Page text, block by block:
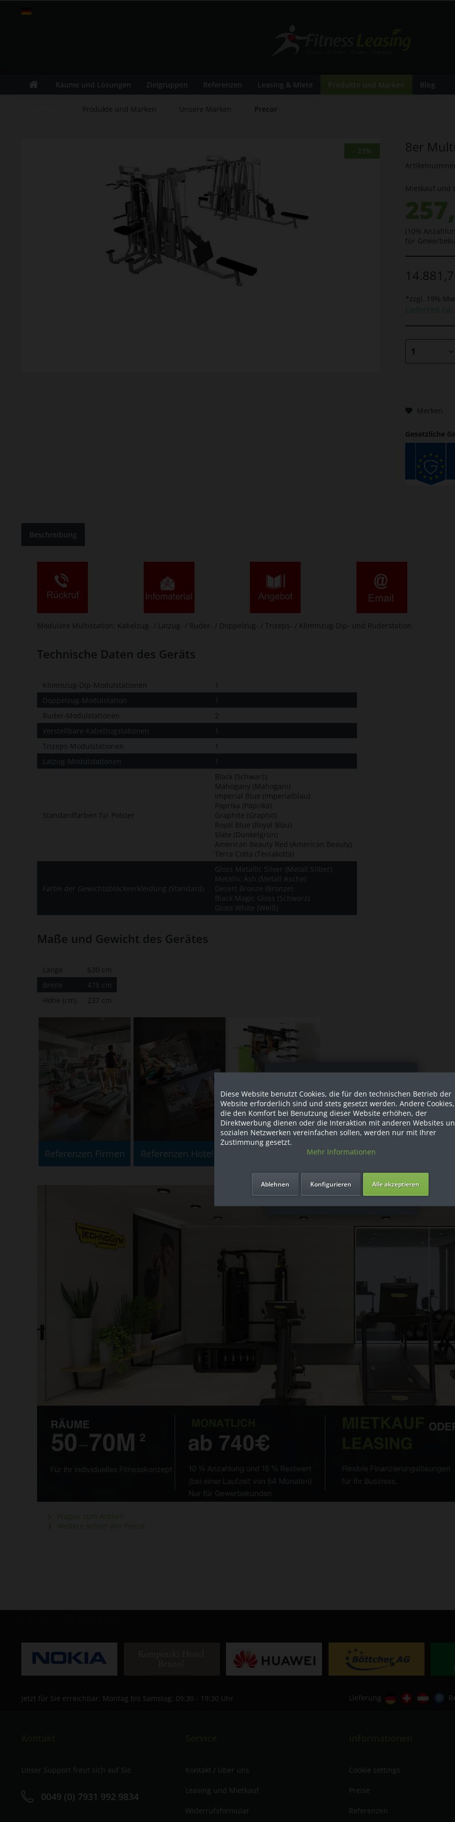
Räume und Lösungen Zielgruppen Referenzen Leasing & Miete Produkte und Marken Blog
Produkte und Marken Unsere Marken Precor
- 23% 8er
Mietkauf und
(10%
für
*zzgl. 19%
Lieferzeit ca.
Merken
Gesetzliche
Beschreibung
Modulare Multistation: Kabelzug- / Latzug- / Ruder- / Doppelzug- / Trizeps- / Klimmzug-Dip- und Ruderstation
Technische Daten des Geräts
Klimmzug-Dip-Modulstationen
1
Doppelzug-Modulstation
1
Ruder-Modulstationen
2
Verstellbare Kabelzugstationen
1
Trizeps-Modulstationen
1
Latzug-Modulstationen
1
Standardfarben für Polster
Black (Schwarz)
Mahogany (Mahogani)
Imperial Blue (Imperialblau)
Paprika (Paprika)
Graphite (Graphit)
Royal Blue (Royal Blau)
Slate (Dunkelgrün)
American Beauty Red (American Beauty)
Terra Cotta (Terrakotta)
Farbe der Gewichtsblockverkleidung (Standard)
Gloss Metallic Silver (Metall Silber)
Metallic Ash (Metall Asche)
Desert Bronze (Bronze)
Black Magic Gloss (Schwarz)
Gloss White (Weiß)
Maße und Gewicht des Gerätes
Länge
630 cm
Breite
478 cm
Höhe (cm)
237 cm
Referenzen Firmen Referenzen Hotels Referenzen Crossfit
Fragen zum Artikel?
Weitere Artikel von Precor
Jetzt für Sie erreichbar: Montag bis Samstag: 09:30 - 19:30 Uhr Lieferung
Unser Support freut sich auf Sie
0049 (0) 7931 992 9834
Kontakt / Über uns
Leasing und Mietkauf
Widerrufsformular
Cookie settings
Preise
Referenzen
Diese Website benutzt Cookies, die für den technischen Betrieb der
Website erforderlich sind und stets gesetzt werden. Andere Cookies,
die den Komfort bei Benutzung dieser Website erhöhen, der
Direktwerbung dienen oder die Interaktion mit anderen Websites
sozialen Netzwerken vereinfachen sollen, werden nur mit Ihrer
Zustimmung gesetzt.
Mehr Informationen
Ablehnen Alle akzeptieren
Konfigurieren
Sind Sie als Firma hier?
Dies ist ein Händler Shop, Preise
werden in NETTO ausgespielt!
Ja ich bin eine Firma